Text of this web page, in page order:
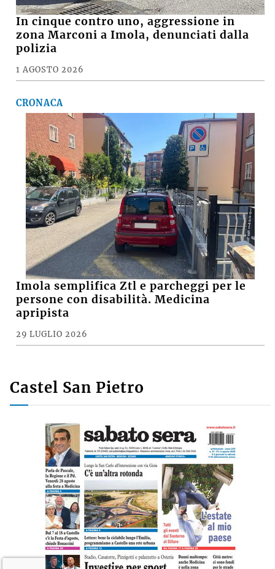
In cinque contro uno, aggressione in
zona Marconi a Imola, denunciati dalla
1 AGOSTO 2026
CRONACA
Imola semplifica Ztl e parcheggi per le
persone con disabilità. Medicina
29 LUGLIO 2026
Castel San Pietro